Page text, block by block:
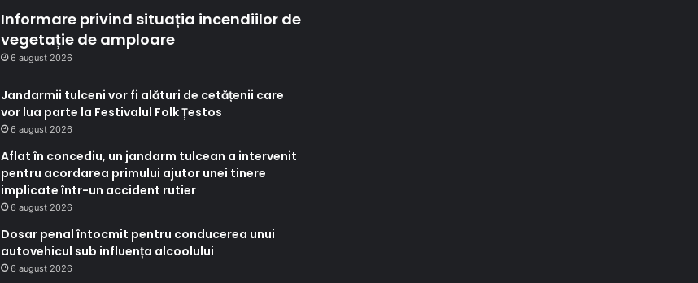
Informare privind situația incendiilor de
vegetație de amploare
6 august 2026
Jandarmii tulceni vor fi alături de cetățenii care
vor lua parte la Festivalul Folk Țestos
6 august 2026
Aflat în concediu, un jandarm tulcean a intervenit
pentru acordarea primului ajutor unei tinere
implicate într-un accident rutier
6 august 2026
Dosar penal întocmit pentru conducerea unui
autovehicul sub influența alcoolului
6 august 2026